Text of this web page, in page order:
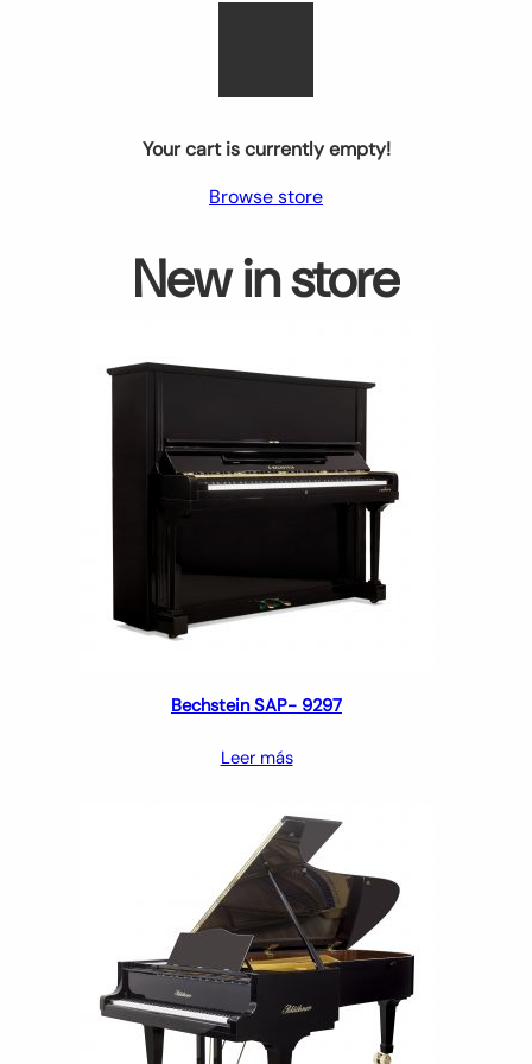
Your cart is currently empty!
Browse store
New in store
Bechstein SAP- 9297
Leer más